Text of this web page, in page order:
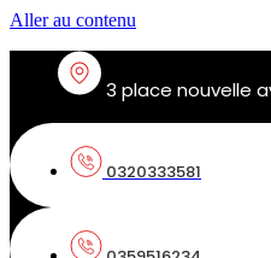
Aller au contenu
3 place nouvelle
0320333581